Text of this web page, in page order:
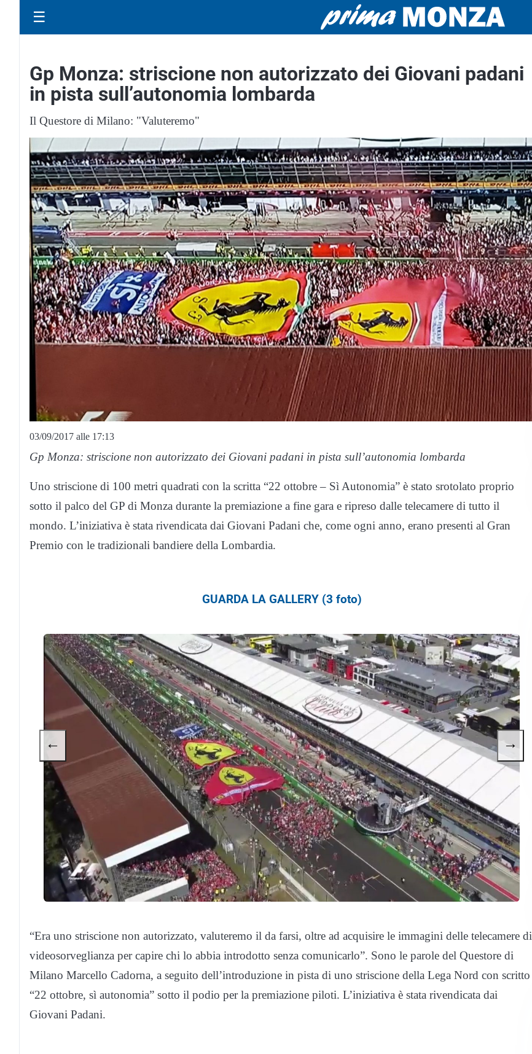
☰
Gp Monza: striscione non autorizzato dei Giovani padani
in pista sull’autonomia lombarda
Il Questore di Milano: "Valuteremo"
03/09/2017 alle 17:13
Gp Monza: striscione non autorizzato dei Giovani padani in pista sull’autonomia lombarda
Uno striscione di 100 metri quadrati con la scritta “22 ottobre – Sì Autonomia” è stato srotolato proprio
sotto il palco del GP di Monza durante la premiazione a fine gara e ripreso dalle telecamere di tutto il
mondo. L’iniziativa è stata rivendicata dai Giovani Padani che, come ogni anno, erano presenti al Gran
Premio con le tradizionali bandiere della Lombardia.
GUARDA LA GALLERY (3 foto)
← →
“Era uno striscione non autorizzato, valuteremo il da farsi, oltre ad acquisire le immagini delle telecamere di
videosorveglianza per capire chi lo abbia introdotto senza comunicarlo”. Sono le parole del Questore di
Milano Marcello Cadorna, a seguito dell’introduzione in pista di uno striscione della Lega Nord con scritto
“22 ottobre, sì autonomia” sotto il podio per la premiazione piloti. L’iniziativa è stata rivendicata dai
Giovani Padani.